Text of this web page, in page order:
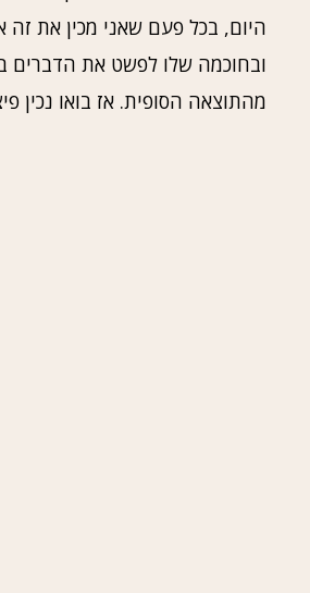
היום, בכל פעם שאני מכין את זה
ובחוכמה שלו לפשט את הדברים
מהתוצאה הסופית. אז בואו נכין